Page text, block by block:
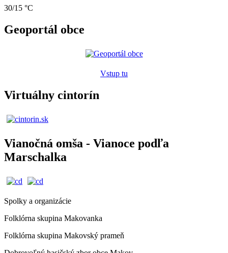
30/15 °C
Geoportál obce
Vstup tu
Virtuálny cintorín
Vianočná omša - Vianoce podľa
Marschalka
Spolky a organizácie
Folklórna skupina Makovanka
Folklórna skupina Makovský prameň